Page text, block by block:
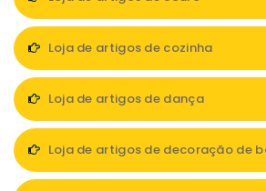
Loja de artigos de cozinha
Loja de artigos de dança
Loja de artigos de decoração de